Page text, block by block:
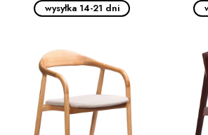
wysyłka 14-21 dni